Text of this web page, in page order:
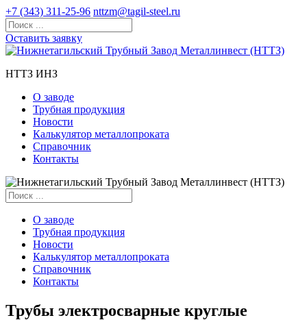
+7 (343) 311-25-96 nttzm@tagil-steel.ru
Оставить заявку
НТТЗ ИНЗ
О заводе
Трубная продукция
Новости
Калькулятор металлопроката
Справочник
Контакты
О заводе
Трубная продукция
Новости
Калькулятор металлопроката
Справочник
Контакты
Трубы электросварные круглые